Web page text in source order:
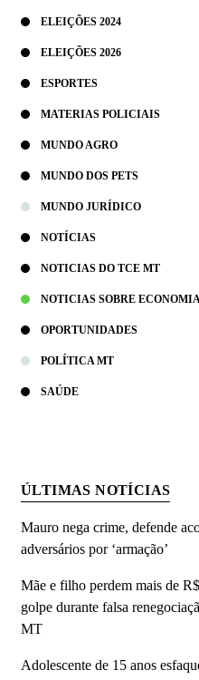
ELEIÇÕES 2024
ELEIÇÕES 2026
ESPORTES
MATERIAS POLICIAIS
MUNDO AGRO
MUNDO DOS PETS
MUNDO JURÍDICO
NOTÍCIAS
NOTICIAS DO TCE MT
NOTICIAS SOBRE ECONOMIA
OPORTUNIDADES
POLÍTICA MT
SAÚDE
ÚLTIMAS NOTÍCIAS
Mauro nega crime, defende
adversários por ‘armação’
Mãe e filho perdem mais de
golpe durante falsa
MT
Adolescente de 15 anos